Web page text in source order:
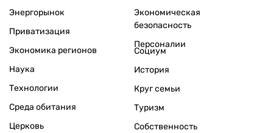
Энергорынок
Приватизация
Экономика регионов
Экономическая
безопасность
Персоналии
Наука
Технологии
Среда обитания
Церковь
Социум
История
Круг семьи
Туризм
Собственность